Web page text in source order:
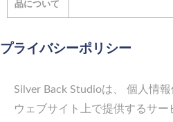
品について
プライバシーポリシー
Silver Back Studioは、 個人情
ウェブサイト上で提供するサ